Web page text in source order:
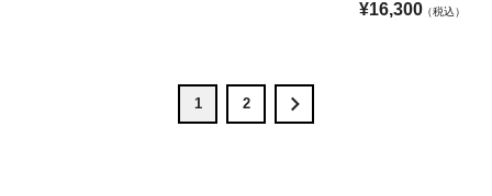
¥16,300 税込
1 2